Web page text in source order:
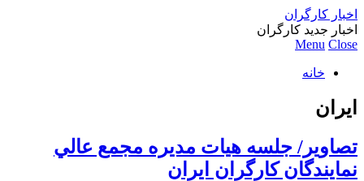
اخبار کارگران
اخبار جدید کارگران
Menu Close
خانه
ايران
تصاویر/ جلسه هيات مديره مجمع عالي
نمايندگان كارگران ايران